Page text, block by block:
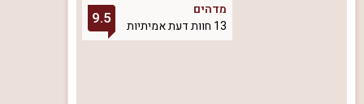
מדהים
13 חוות דעת אמיתיות
9.5